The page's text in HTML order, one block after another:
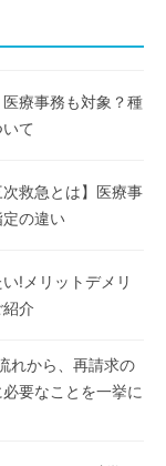
療事務も対象？種
て
次救急とは】医療事
の違い
!メリットデメリ
介
れから、再請求の
要なことを一挙に